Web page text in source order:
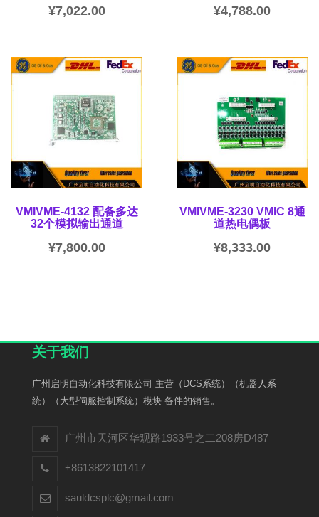
¥7,022.00 ¥4,788.00
VMIVME-4132 配备多达
32个模拟输出通道
¥7,800.00
VMIVME-3230 VMIC 8通
道热电偶板
¥8,333.00
关于我们
广州启明自动化科技有限公司 主营（DCS系统）（机器人系
统）（大型伺服控制系统）模块 备件的销售。
广州市天河区华观路1933号之二208房D487
+8613822101417
sauldcsplc@gmail.com